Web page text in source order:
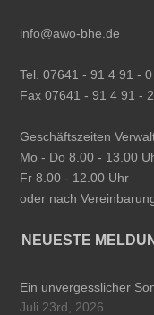
info@awo-bhe.de
Tel. 07641 - 91 4 91 - 0
Fax 07641 - 91 4 91 -
Geschäftszeiten
Mo - Do 8.00 - 13.00
Fr 8.00 - 12.00 Uhr
oder nach
NEUESTE
Ein unvergesslicher
Juli 23rd, 2026